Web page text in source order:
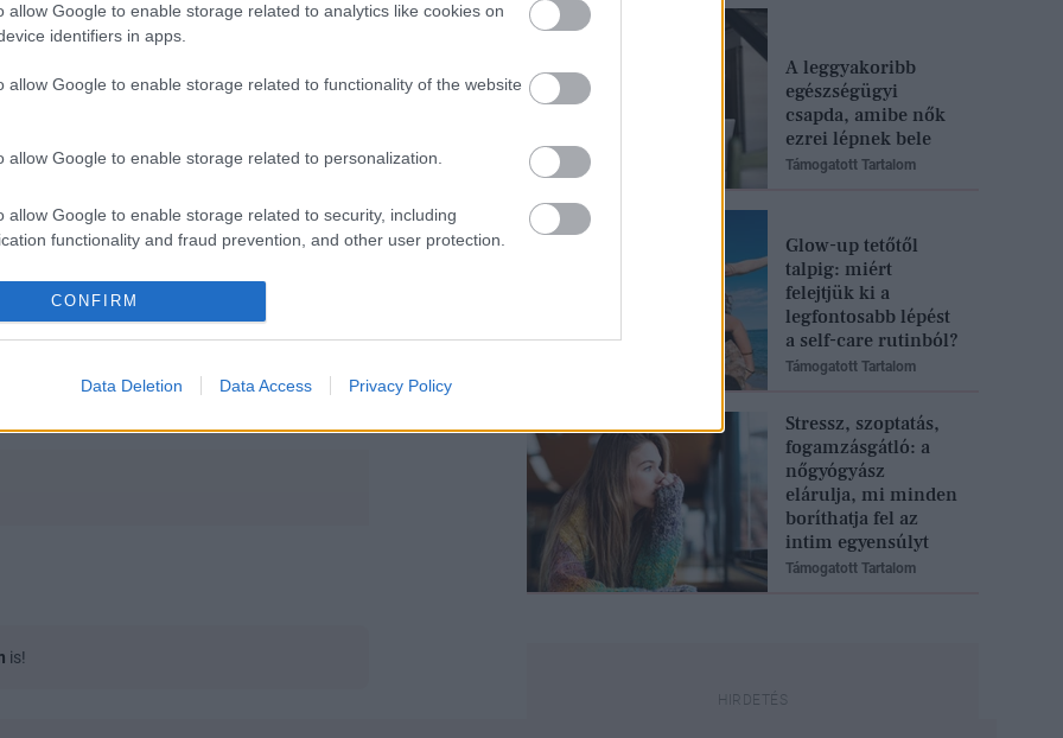
allow Google to enable storage related to analytics like cookies on
identifiers in apps.
allow Google to enable storage related to functionality of the website
allow Google to enable storage related to personalization.
allow Google to enable storage related to security, including
functionality and fraud prevention, and other user protection.
CONFIRM
Data Deletion Data Access Privacy Policy
megtaláld a glamour.hu
is!
A leggyakoribb
egészségügyi
csapda, amibe nők
ezrei lépnek bele
Támogatott Tartalom
Glow-up tetőtől
talpig: miért
felejtjük ki a
legfontosabb lépést
a self-care rutinból?
Támogatott Tartalom
Stressz, szoptatás,
fogamzásgátló: a
nőgyógyász
elárulja, mi minden
boríthatja fel az
intim egyensúlyt
Támogatott Tartalom